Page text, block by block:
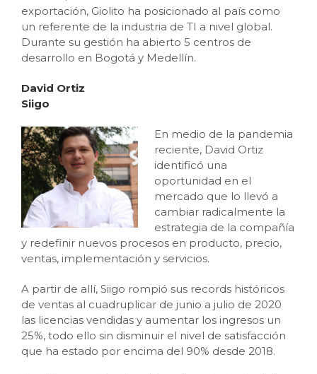
exportación, Giolito ha posicionado al país como
un referente de la industria de TI a nivel global.
Durante su gestión ha abierto 5 centros de
desarrollo en Bogotá y Medellín.
David Ortiz
Siigo
En medio de la pandemia
reciente, David Ortiz
identificó una
oportunidad en el
mercado que lo llevó a
cambiar radicalmente la
estrategia de la compañía
y redefinir nuevos procesos en producto, precio,
ventas, implementación y servicios.
A partir de allí, Siigo rompió sus records históricos
de ventas al cuadruplicar de junio a julio de 2020
las licencias vendidas y aumentar los ingresos un
25%, todo ello sin disminuir el nivel de satisfacción
que ha estado por encima del 90% desde 2018.